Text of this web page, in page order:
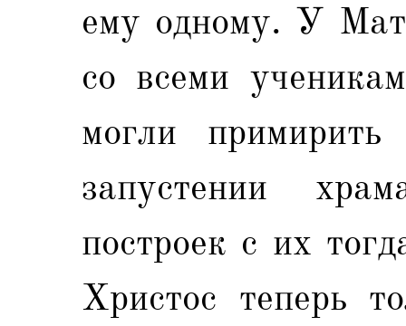
ему одному. У
со всеми
могли
запустении
построек с их
Христос теперь